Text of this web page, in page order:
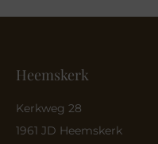
Heemskerk
Kerkweg 28
1961 JD Heemskerk